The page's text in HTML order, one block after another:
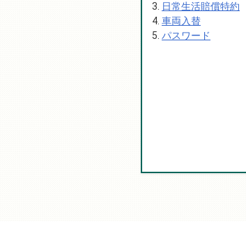
日常生活賠償特約
車両入替
パスワード